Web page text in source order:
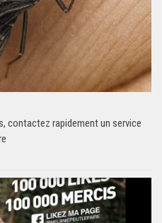
contactez rapidement un service